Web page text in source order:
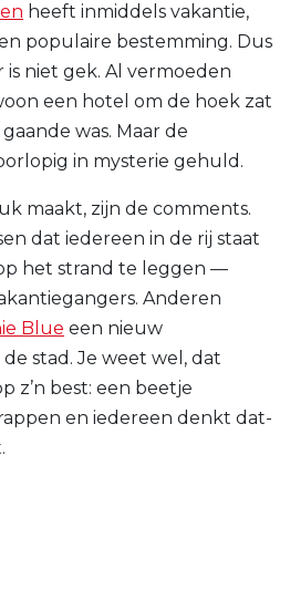
heeft inmiddels vakantie,
populaire bestemming. Dus
is niet gek. Al vermoeden
een hotel om de hoek zat
was. Maar de
in mysterie gehuld.
maakt, zijn de comments.
dat iedereen in de rij staat
het strand te leggen —
Anderen
Blue een nieuw
stad. Je weet wel, dat
z’n best: een beetje
en iedereen denkt dat-